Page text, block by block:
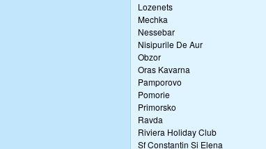
Lozenets
Mechka
Nessebar
Nisipurile De Aur
Obzor
Oras Kavarna
Pamporovo
Pomorie
Primorsko
Ravda
Riviera Holiday Club
Sf Constantin Si Elena